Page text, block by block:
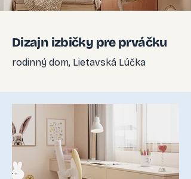
Dizajn izbičky pre prváčku
rodinný dom, Lietavská Lúčka